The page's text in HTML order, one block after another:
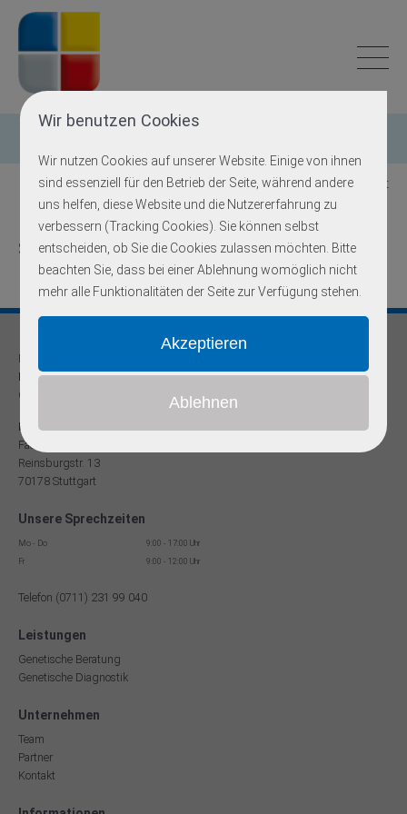
Wir benutzen Cookies
Wir nutzen Cookies auf unserer Website. Einige von ihnen
sind essenziell für den Betrieb der Seite, während andere
uns helfen, diese Website und die Nutzererfahrung zu
verbessern (Tracking Cookies). Sie können selbst
entscheiden, ob Sie die Cookies zulassen möchten. Bitte
beachten Sie, dass bei einer Ablehnung womöglich nicht
mehr alle Funktionalitäten der Seite zur Verfügung stehen.
Zurück zur Übersicht
SLC40A1
Praxis für
Humangenetik und Prävention
Onkogenetische Schwerpunktpraxis
Dr. med Robert Hering
Facharzt für Humangenetik
Reinsburgstr. 13
70178 Stuttgart
Unsere Sprechzeiten
Mo - Do
9:00 - 17:00 Uhr
Fr
9:00 - 12:00 Uhr
Telefon (0711) 231 99 040
Leistungen
Genetische Beratung
Genetische Diagnostik
Unternehmen
Team
Partner
Kontakt